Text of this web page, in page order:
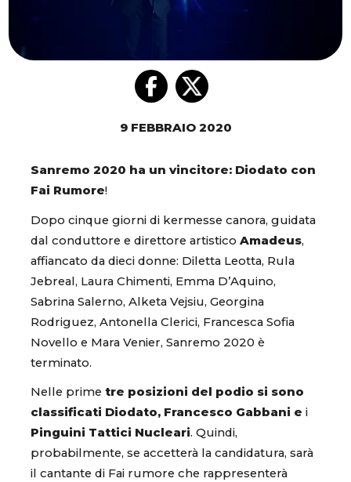
9 FEBBRAIO 2020
Sanremo 2020 ha un vincitore: Diodato con
Fai Rumore!
Dopo cinque giorni di kermesse canora, guidata
dal conduttore e direttore artistico Amadeus,
affiancato da dieci donne: Diletta Leotta, Rula
Jebreal, Laura Chimenti, Emma D’Aquino,
Sabrina Salerno, Alketa Vejsiu, Georgina
Rodriguez, Antonella Clerici, Francesca Sofia
Novello e Mara Venier, Sanremo 2020 è
terminato.
Nelle prime tre posizioni del podio si sono
classificati Diodato, Francesco Gabbani e i
Pinguini Tattici Nucleari. Quindi,
probabilmente, se accetterà la candidatura, sarà
il cantante di Fai rumore che rappresenterà